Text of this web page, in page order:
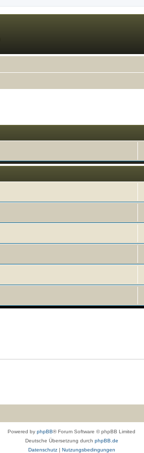
Powered by phpBB® Forum Software © phpBB Limited
Deutsche Übersetzung durch phpBB.de
Datenschutz| Nutzungsbedingungen